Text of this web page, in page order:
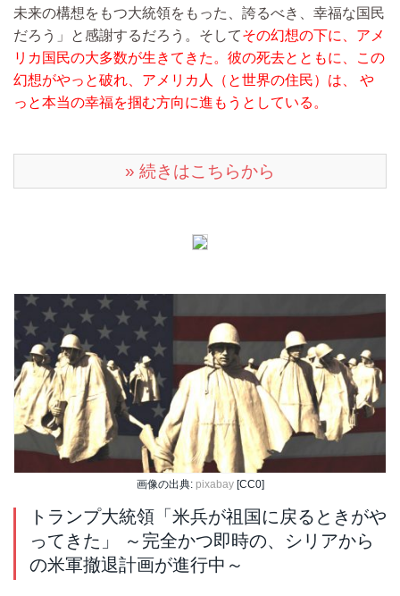
未来の構想をもつ大統領をもった、誇るべき、幸福な国民
だろう」と感謝するだろう。そしてその幻想の下に、アメ
リカ国民の大多数が生きてきた。彼の死去とともに、この
幻想がやっと破れ、アメリカ人（と世界の住民）は、 や
っと本当の幸福を掴む方向に進もうとしている。
» 続きはこちらから
画像の出典: pixabay[CC0]
トランプ大統領「米兵が祖国に戻るときがや
ってきた」 ～完全かつ即時の、シリアから
の米軍撤退計画が進行中～